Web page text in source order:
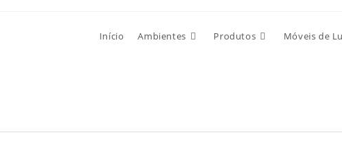
Início Ambientes Produtos Móveis de